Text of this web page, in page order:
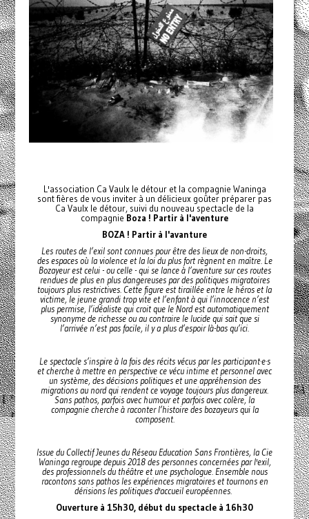
L'association Ca Vaulx le détour et la compagnie Waninga
sont fières de vous inviter à un délicieux goûter préparer pas
Ca Vaulx le détour, suivi du nouveau spectacle de la
compagnie Boza ! Partir à l'aventure
BOZA ! Partir à l'avanture
Les routes de l’exil sont connues pour être des lieux de non-droits,
des espaces où la violence et la loi du plus fort règnent en maître. Le
Bozayeur est celui - ou celle - qui se lance à l’aventure sur ces routes
rendues de plus en plus dangereuses par des politiques migratoires
toujours plus restrictives. Cette figure est tiraillée entre le héros et la
victime, le jeune grandi trop vite et l’enfant à qui l’innocence n’est
plus permise, l’idéaliste qui croit que le Nord est automatiquement
synonyme de richesse ou au contraire le lucide qui sait que si
l’arrivée n’est pas facile, il y a plus d’espoir là-bas qu’ici.
Le spectacle s’inspire à la fois des récits vécus par les participant·e·s
et cherche à mettre en perspective ce vécu intime et personnel avec
un système, des décisions politiques et une appréhension des
migrations au nord qui rendent ce voyage toujours plus dangereux.
Sans pathos, parfois avec humour et parfois avec colère, la
compagnie cherche à raconter l’histoire des bozayeurs qui la
composent.
Issue du Collectif Jeunes du Réseau Education Sans Frontières, la Cie
Waninga regroupe depuis 2018 des personnes concernées par l'exil,
des professionnels du théâtre et une psychologue. Ensemble nous
racontons sans pathos les expériences migratoires et tournons en
dérisions les politiques d'accueil européennes.
Ouverture à 15h30, début du spectacle à 16h30